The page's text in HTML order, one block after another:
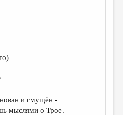
и смущён -
мыслями о Трое.